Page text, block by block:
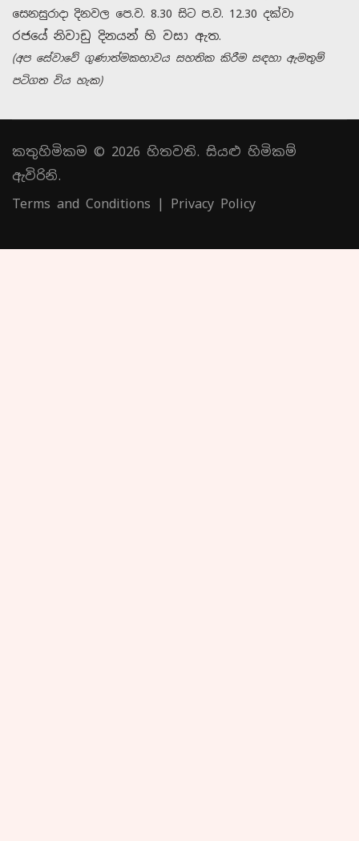
සෙනසුරාදා දිනවල පෙ.ව. 8.30 සිට ප.ව. 12.30 දක්වා
රජයේ නිවාඩු දිනයන් හි වසා ඇත.
(අප සේවාවේ ගුණාත්මකභාවය සහතික කිරීම සඳහා ඇමතුම්
පටිගත විය හැක)
කතුහිමිකම © 2026 හිතවති. සියළු හිමිකම්
ඇවිරිනි.
Terms and Conditions | Privacy Policy